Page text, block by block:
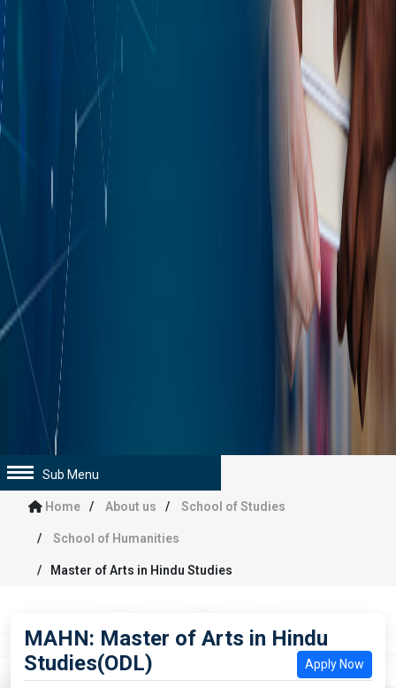
Sub Menu
Home About us School of Studies
School of Humanities
Master of Arts in Hindu Studies
MAHN: Master of Arts in Hindu
Studies(ODL)
Apply Now